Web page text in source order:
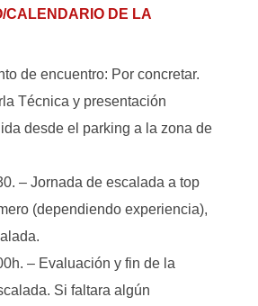
CALENDARIO DE LA
de encuentro: Por concretar.
Técnica y presentación
desde el parking a la zona de
– Jornada de escalada a top
(dependiendo experiencia),
– Evaluación y fin de la
Si faltara algún